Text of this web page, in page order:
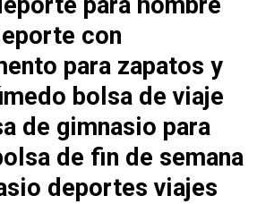
con
para zapatos y
bolsa de viaje
de gimnasio para
de fin de semana
deportes viajes